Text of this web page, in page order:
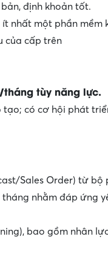
định khoản tốt.
nhất một phần mềm
của cấp trên
tháng tùy năng lực.
có cơ hội phát
Sales Order) từ bộ
nhằm đáp ứng
bao gồm nhân